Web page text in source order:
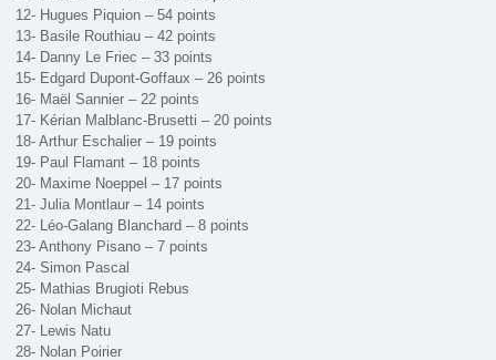
12- Hugues Piquion – 54 points
13- Basile Routhiau – 42 points
14- Danny Le Friec – 33 points
15- Edgard Dupont-Goffaux – 26 points
16- Maël Sannier – 22 points
17- Kérian Malblanc-Brusetti – 20 points
18- Arthur Eschalier – 19 points
19- Paul Flamant – 18 points
20- Maxime Noeppel – 17 points
21- Julia Montlaur – 14 points
22- Léo-Galang Blanchard – 8 points
23- Anthony Pisano – 7 points
24- Simon Pascal
25- Mathias Brugioti Rebus
26- Nolan Michaut
27- Lewis Natu
28- Nolan Poirier